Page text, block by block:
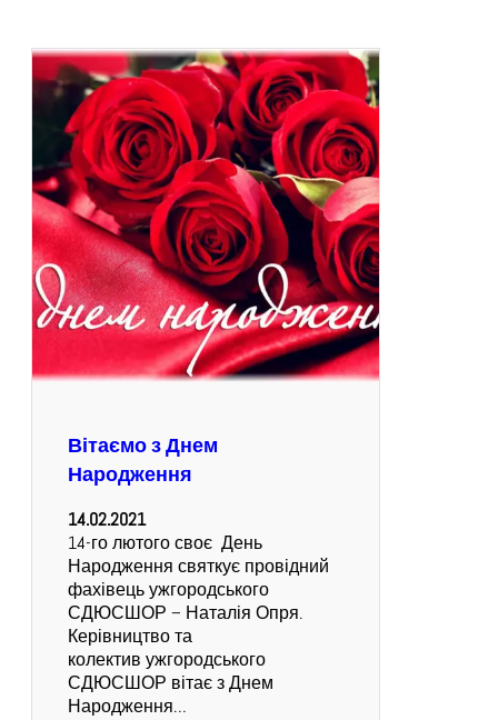
Вітаємо з Днем
Народження
14.02.2021
14-го лютого своє День
Народження святкує провідний
фахівець ужгородського
СДЮСШОР – Наталія Опря.
Керівництво та
колектив ужгородського
СДЮСШОР вітає з Днем
Народження…